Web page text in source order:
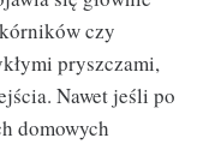
czy
pryszczami,
Nawet jeśli po
domowych